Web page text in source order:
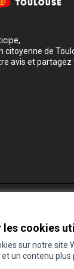
cookies
sur notre
un contenu plus
citoyenne de
avis et partagez